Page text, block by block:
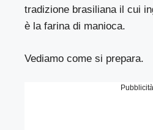
tradizione brasiliana il cui
è la farina di manioca.
Vediamo come si prepara.
Pubblicità